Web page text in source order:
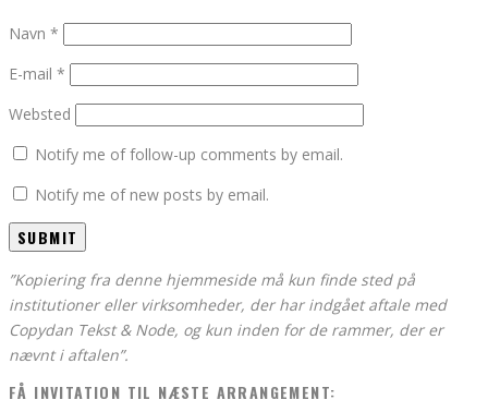
Navn *
E-mail *
Websted
Notify me of follow-up comments by email.
Notify me of new posts by email.
”Kopiering fra denne hjemmeside må kun finde sted på
institutioner eller virksomheder, der har indgået aftale med
Copydan Tekst & Node, og kun inden for de rammer, der er
nævnt i aftalen”.
FÅ INVITATION TIL NÆSTE ARRANGEMENT: